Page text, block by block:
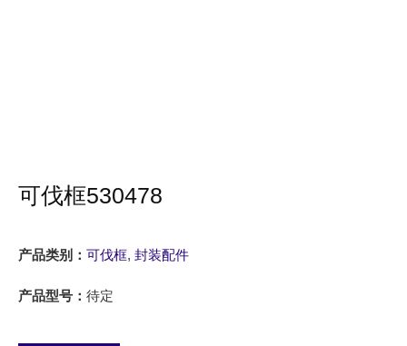
可伐框530478
产品类别： 可伐框, 封装配件
产品型号： 待定